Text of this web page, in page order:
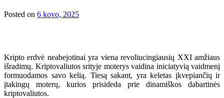
Posted on 6 kovo, 2025
Kripto erdvė neabejotinai yra viena revoliucingiausių XXI amžiaus
išradimų. Kriptovaliutos srityje moterys vaidina iniciatyvią vaidmenį
formuodamos savo kelią. Tiesą sakant, yra keletas įkvepiančių ir
įtakingų moterų, kurios prisideda prie dinamiškos dabartinės
kriptovaliutos.